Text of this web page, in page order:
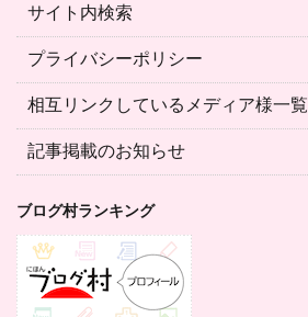
サイト内検索
プライバシーポリシー
相互リンクしているメディア様一覧
記事掲載のお知らせ
ブログ村ランキング